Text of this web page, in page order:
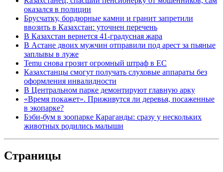
оказался в полиции
Брусчатку, бордюрные камни и гранит запретили
ввозить в Казахстан: уточнен перечень
В Казахстан вернется 41-градусная жара
В Астане двоих мужчин отправили под арест за пьяные
заплывы в луже
Temu снова грозит огромный штраф в ЕС
Казахстанцы смогут получать слуховые аппараты без
оформления инвалидности
В Центральном парке демонтируют главную арку
«Время покажет». Приживутся ли деревья, посаженные
в экопарке?
Бэби-бум в зоопарке Караганды: сразу у нескольких
животных родились малыши
Страницы